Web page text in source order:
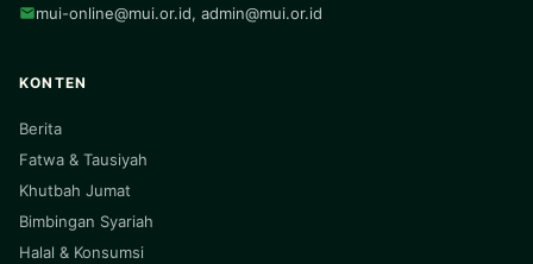
mui-online@mui.or.id, admin@mui.or.id
KONTEN
Berita
Fatwa & Tausiyah
Khutbah Jumat
Bimbingan Syariah
Halal & Konsumsi